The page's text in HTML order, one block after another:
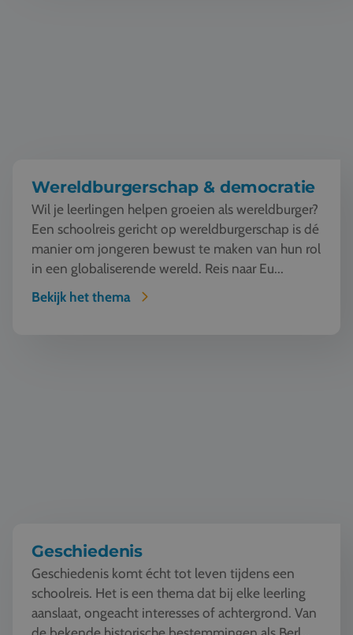
Wereldburgerschap & democratie
Wil je leerlingen helpen groeien als wereldburger?
Een schoolreis gericht op wereldburgerschap is dé
manier om jongeren bewust te maken van hun rol
in een globaliserende wereld. Reis naar Eu...
Bekijk het thema
Geschiedenis
Geschiedenis komt écht tot leven tijdens een
schoolreis. Het is een thema dat bij elke leerling
aanslaat, ongeacht interesses of achtergrond. Van